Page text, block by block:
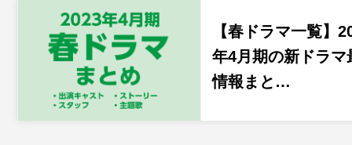
【春ドラマ一覧】
年4月期の新ドラマ
情報まと…